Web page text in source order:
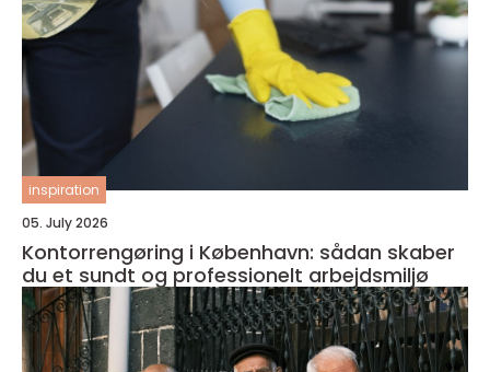
inspiration
05. July 2026
Kontorrengøring i København: sådan skaber
du et sundt og professionelt arbejdsmiljø